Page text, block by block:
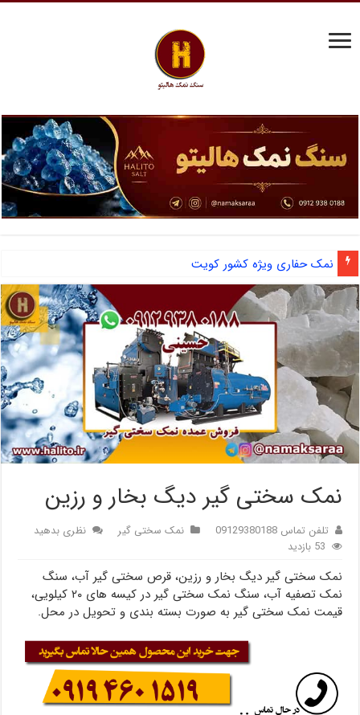
آشنایی با نمک دانه شکری و مزایای صادرات نمک صنعتی
نمک سختی گیر دیگ بخار و رزین
تلفن تماس 09129380188 نمک سختی گیر
نظری بدهید
53 بازدید
نمک سختی گیر دیگ بخار و رزین، قرص سختی گیر آب، سنگ
نمک تصفیه آب، سنگ نمک سختی گیر در کیسه های ۲۰ کیلویی،
قیمت نمک سختی گیر به صورت بسته بندی و تحویل در محل.